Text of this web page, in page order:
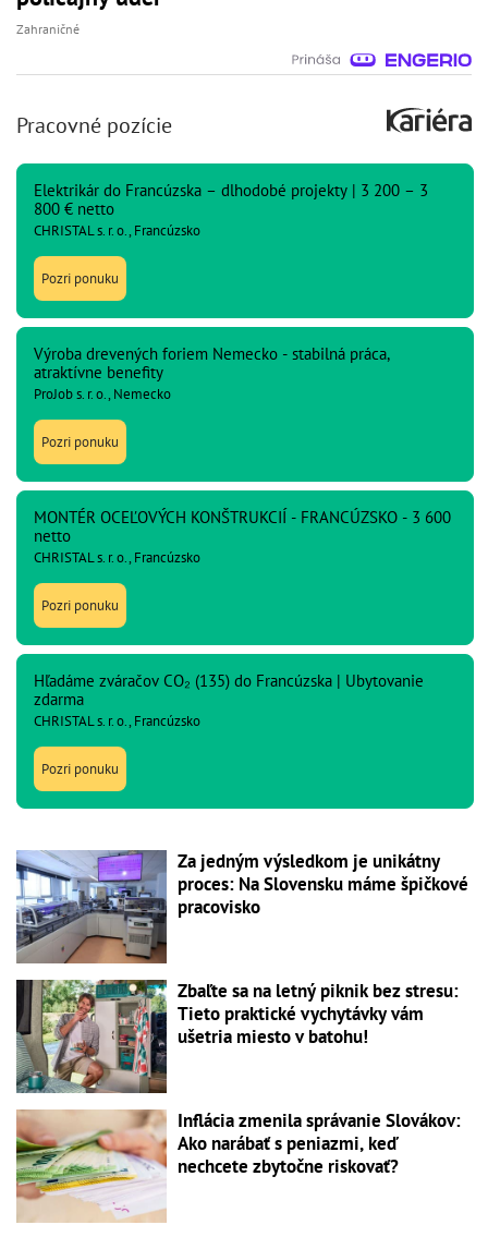
Zahraničné
Pracovné pozície
Elektrikár do Francúzska – dlhodobé projekty | 3 200 – 3
800 € netto
CHRISTAL s. r. o., Francúzsko
Pozri ponuku
Výroba drevených foriem Nemecko - stabilná práca,
atraktívne benefity
ProJob s. r. o., Nemecko
Pozri ponuku
MONTÉR OCEĽOVÝCH KONŠTRUKCIÍ - FRANCÚZSKO - 3 600
netto
CHRISTAL s. r. o., Francúzsko
Pozri ponuku
Hľadáme zváračov CO₂ (135) do Francúzska | Ubytovanie
zdarma
CHRISTAL s. r. o., Francúzsko
Pozri ponuku
Za jedným výsledkom je unikátny
proces: Na Slovensku máme špičkové
pracovisko
Zbaľte sa na letný piknik bez stresu:
Tieto praktické vychytávky vám
ušetria miesto v batohu!
Inflácia zmenila správanie Slovákov:
Ako narábať s peniazmi, keď
nechcete zbytočne riskovať?